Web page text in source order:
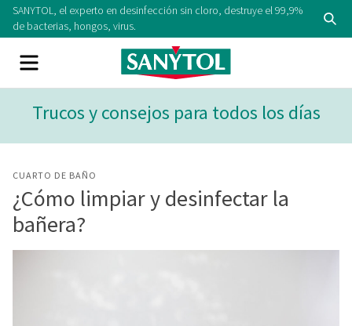
SkipSANYTOL, el experto en desinfección sin cloro, destruye el 99,9%
de bacterias, hongos, virus.
Menu
Trucos y consejos para todos los días
CUARTO DE BAÑO
¿Cómo limpiar y desinfectar la
bañera?